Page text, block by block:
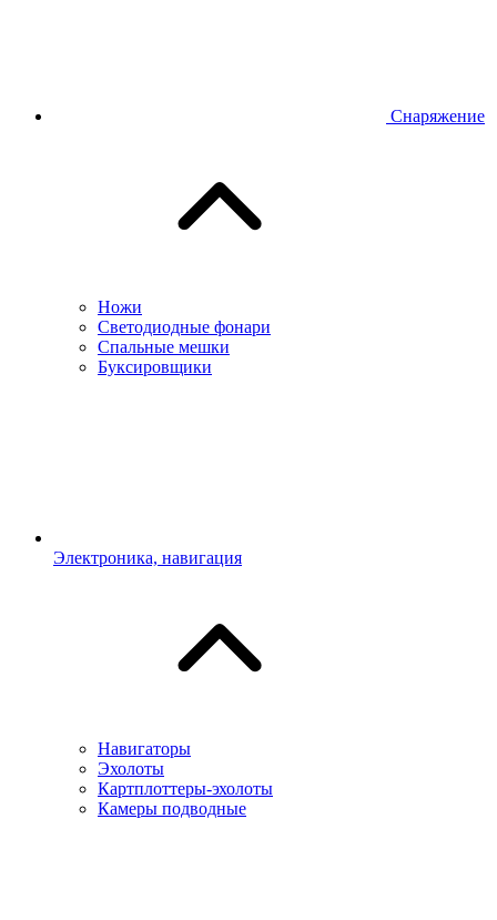
Снаряжение
Ножи
Светодиодные фонари
Спальные мешки
Буксировщики
Электроника, навигация
Навигаторы
Эхолоты
Картплоттеры-эхолоты
Камеры подводные